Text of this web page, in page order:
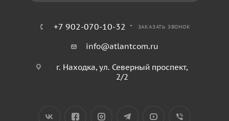
+7 902-070-10-32 ЗАКАЗАТЬ ЗВОНОК
info@atlantcom.ru
г. Находка, ул. Северный проспект,
2/2